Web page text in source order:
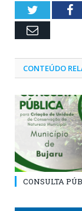
Twitter
Email
CONTEÚDO
CONSULTA